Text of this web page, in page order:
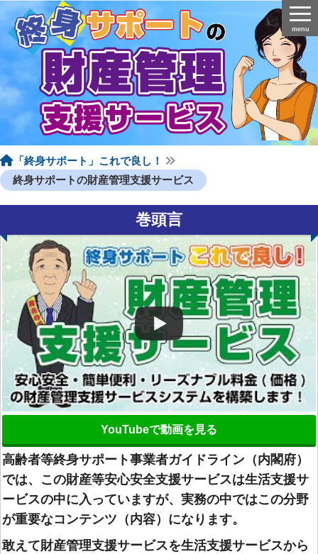
menu
「終身サポート」これで良し！
終身サポートの財産管理支援サービス
巻頭言
YouTubeで動画を見る
高齢者等終身サポート事業者ガイドライン（内閣府）
では、この財産等安心安全支援サービスは生活支援サ
ービスの中に入っていますが、実務の中ではこの分野
が重要なコンテンツ（内容）になります。
敢えて財産管理支援サービスを生活支援サービスから